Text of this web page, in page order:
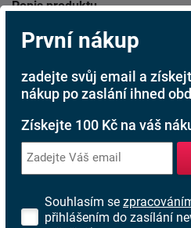
Popis produktu
Praktický TV stolek Neno RTV/
TV stolek Neno je v
úložný prostor v podobě
police. Ideální pro umístě
další elektroniku.
Doručujeme v demontu s
Rozměry:
Šířka: 80 cm
První nákup
zadejte svůj email a
nákup po zaslání ihned
Získejte 100 Kč na váš
Souhlasím se
přihlášením do zasílání